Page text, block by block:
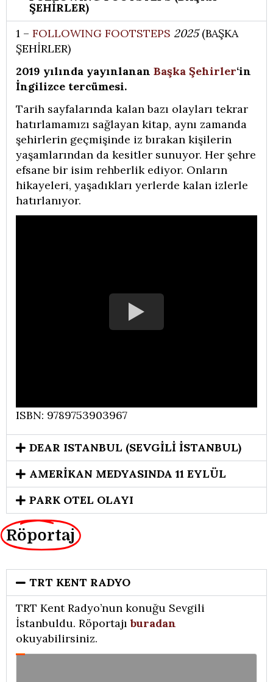
ŞEHİRLER)
1 – FOLLOWING FOOTSTEPS 2025(BAŞKA
ŞEHİRLER)
2019 yılında yayınlanan Başka Şehirler‘in
İngilizce tercümesi.
Tarih sayfalarında kalan bazı olayları tekrar
hatırlamamızı sağlayan kitap, aynı zamanda
şehirlerin geçmişinde iz bırakan kişilerin
yaşamlarından da kesitler sunuyor. Her şehre
efsane bir isim rehberlik ediyor. Onların
hikayeleri, yaşadıkları yerlerde kalan izlerle
hatırlanıyor.
ISBN: 9789753903967
DEAR ISTANBUL (SEVGİLİ İSTANBUL)
AMERİKAN MEDYASINDA 11 EYLÜL
PARK OTEL OLAYI
Röportaj
TRT KENT RADYO
TRT Kent Radyo’nun konuğu Sevgili
İstanbuldu. Röportajıburadan
okuyabilirsiniz.